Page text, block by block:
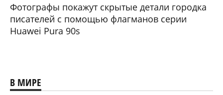
Фотографы покажут скрытые детали городка
писателей с помощью флагманов серии
Huawei Pura 90s
В МИРЕ